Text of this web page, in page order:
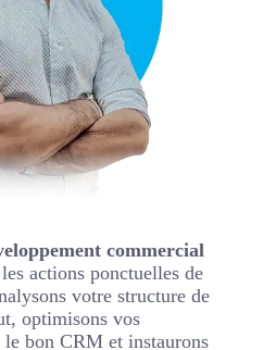
commercial
actions ponctuelles de
votre structure de
optimisons vos
le bon CRM et instaurons